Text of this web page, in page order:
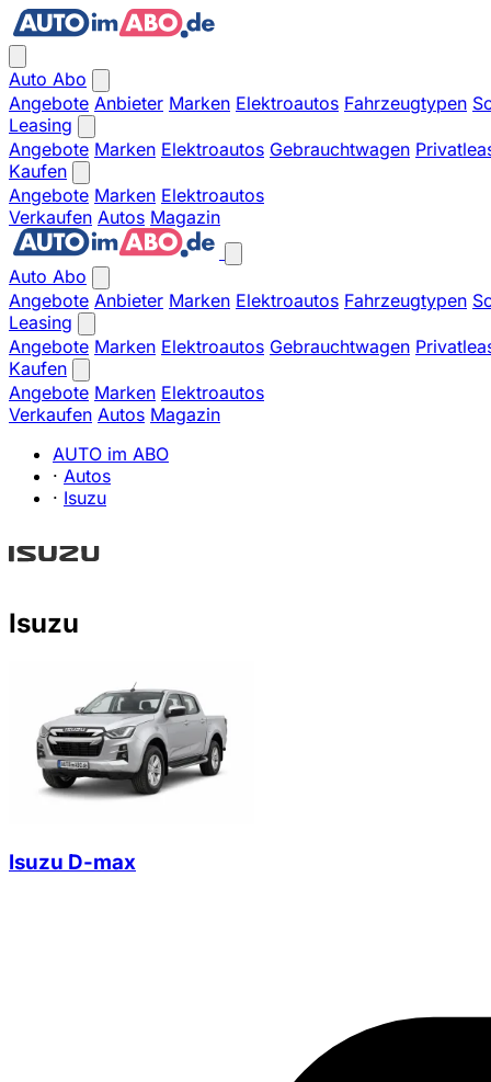
Auto Abo
Angebote Anbieter Marken Elektroautos Fahrzeugtypen
Leasing
Angebote Marken Elektroautos Gebrauchtwagen
Kaufen
Angebote Marken Elektroautos
Verkaufen Autos Magazin
Auto Abo
Angebote Anbieter Marken Elektroautos Fahrzeugtypen
Leasing
Angebote Marken Elektroautos Gebrauchtwagen
Kaufen
Angebote Marken Elektroautos
Verkaufen Autos Magazin
AUTO im ABO
· Autos
· Isuzu
Isuzu
Isuzu D-max